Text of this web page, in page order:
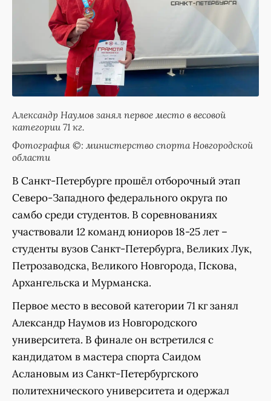
Александр Наумов занял первое место в весовой
категории 71 кг.
Фотография ©: министерство спорта Новгородской
области
В Санкт-Петербурге прошёл отборочный этап
Северо-Западного федерального округа по
самбо среди студентов. В соревнованиях
участвовали 12 команд юниоров 18-25 лет –
студенты вузов Санкт-Петербурга, Великих Лук,
Петрозаводска, Великого Новгорода, Пскова,
Архангельска и Мурманска.
Первое место в весовой категории 71 кг занял
Александр Наумов из Новгородского
университета. В финале он встретился с
кандидатом в мастера спорта Саидом
Аслановым из Санкт-Петербургского
политехнического университета и одержал